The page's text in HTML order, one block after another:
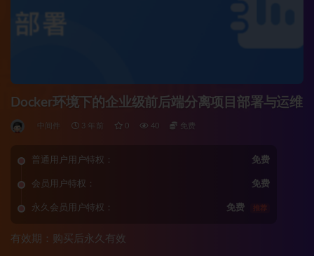
Docker环境下的企业级前后端分离项目部署与运维
中间件 3 年前 0 40 免费
普通用户用户特权： 免费
会员用户特权： 免费
永久会员用户特权： 免费 推荐
有效期：购买后永久有效